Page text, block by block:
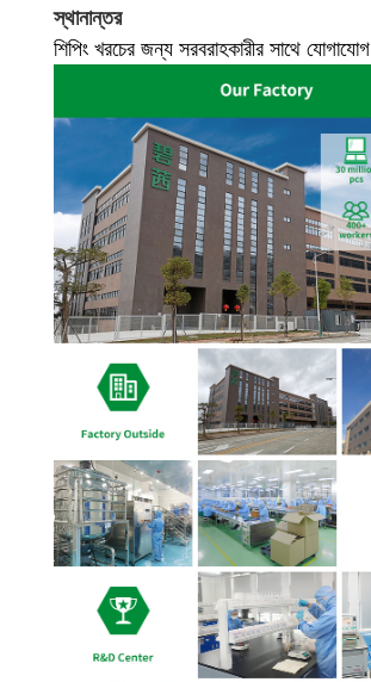
স্থানান্তর
শিপিং খরচের জন্য সরবরাহকারীর সাথে